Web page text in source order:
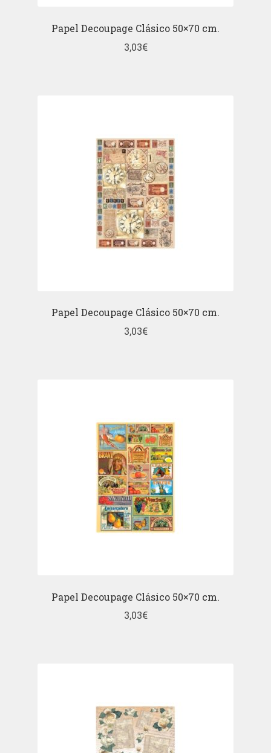
Papel Decoupage Clásico 50×70 cm.
3,03€
Papel Decoupage Clásico 50×70 cm.
3,03€
Papel Decoupage Clásico 50×70 cm.
3,03€